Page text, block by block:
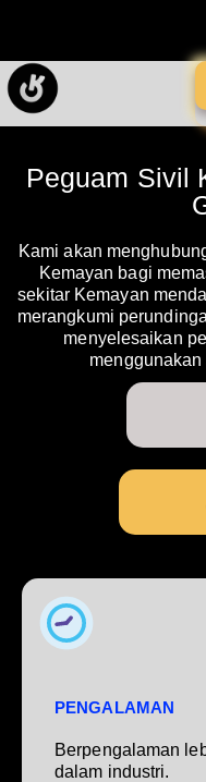
Peguam Sivil
Kami akan
Kemayan bagi
sekitar Kemayan
merangkumi
menyelesaikan
PENGALAMAN
Berpengalaman
dalam industri.